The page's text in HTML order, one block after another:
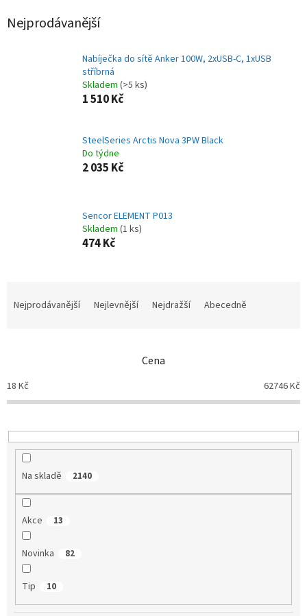
Nejprodávanější
Nabíječka do sítě Anker 100W, 2xUSB-C, 1xUSB
stříbrná
Skladem (>5 ks)
1 510 Kč
SteelSeries Arctis Nova 3PW Black
Do týdne
2 035 Kč
Sencor ELEMENT P013
Skladem (1 ks)
474 Kč
p
r
o
u
Nejprodávanější Nejlevnější Nejdražší Abecedně
Cena
18 Kč 62746Kč
Na skladě 2140
Akce 13
Novinka 82
Tip 10